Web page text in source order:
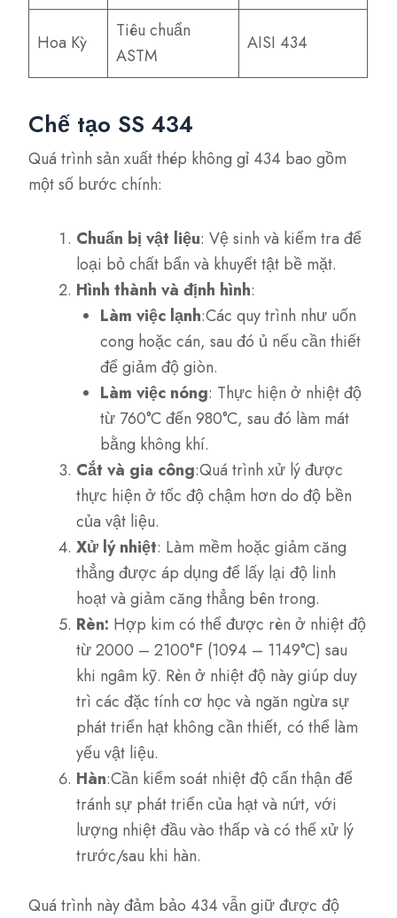
Hoa Kỳ
Tiêu chuẩn
ASTM
AISI 434
Chế tạo SS 434
Quá trình sản xuất thép không gỉ 434 bao gồm
một số bước chính:
Chuẩn bị vật liệu: Vệ sinh và kiểm tra để
loại bỏ chất bẩn và khuyết tật bề mặt.
Hình thành và định hình:
Làm việc lạnh:Các quy trình như uốn
cong hoặc cán, sau đó ủ nếu cần thiết
để giảm độ giòn.
Làm việc nóng: Thực hiện ở nhiệt độ
từ 760°C đến 980°C, sau đó làm mát
bằng không khí.
Cắt và gia công:Quá trình xử lý được
thực hiện ở tốc độ chậm hơn do độ bền
của vật liệu.
Xử lý nhiệt: Làm mềm hoặc giảm căng
thẳng được áp dụng để lấy lại độ linh
hoạt và giảm căng thẳng bên trong.
Rèn: Hợp kim có thể được rèn ở nhiệt độ
từ 2000 – 2100°F (1094 – 1149°C) sau
khi ngâm kỹ. Rèn ở nhiệt độ này giúp duy
trì các đặc tính cơ học và ngăn ngừa sự
phát triển hạt không cần thiết, có thể làm
yếu vật liệu.
Hàn:Cần kiểm soát nhiệt độ cẩn thận để
tránh sự phát triển của hạt và nứt, với
lượng nhiệt đầu vào thấp và có thể xử lý
trước/sau khi hàn.
Quá trình này đảm bảo 434 vẫn giữ được độ